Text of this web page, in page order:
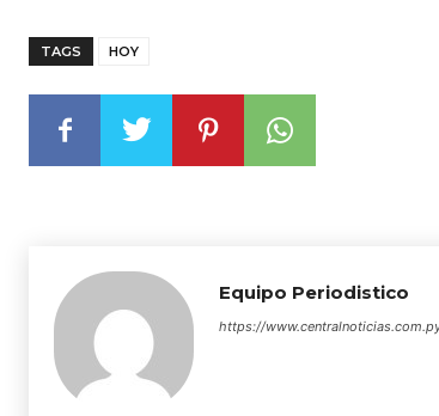
TAGS HOY
Equipo Periodistico
https://